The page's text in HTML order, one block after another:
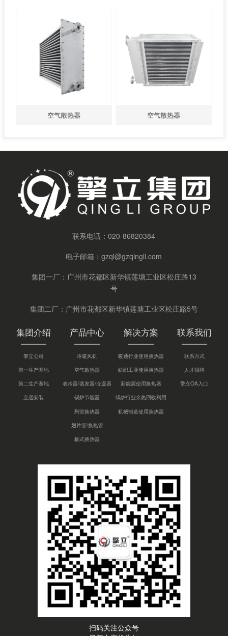
空气散热器 空气散热器
联系电话：020-86820384
电子邮箱：gzql@gzqingli.com
集团一厂：广州市花都区新华镇莲塘工业区松庄路13
号
集团二厂：广州市花都区新华镇莲塘工业区松庄路5号
集团介绍
擎立公司
第一生产基地
第二生产基地
立远安装
产品中心
冷暖风机
空气散热器
表冷器/蒸发器/冷凝器
锅炉节能器
列管换热器
翅片管/换热管
板式换热器
解决方案
暖通行业使用换热器
纺织工业使用换热器
新能源使用换热器
锅炉行业余热回收利用
机械制造使用换热器
联系我们
联系方式
人才招聘
擎立OA入口
扫码关注公众号